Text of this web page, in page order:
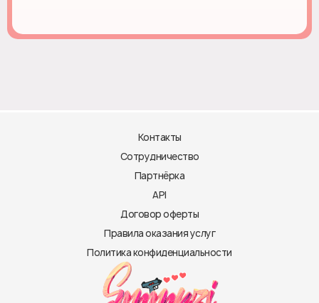
Контакты
Сотрудничество
Партнёрка
API
Договор оферты
Правила оказания услуг
Политика конфиденциальности